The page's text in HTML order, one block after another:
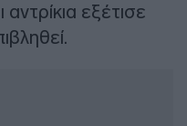
αντρίκια εξέτισε